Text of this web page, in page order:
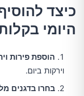
כיצד
היומי
הוספת פירות
וירקות ביום.
בחרו בדגנים